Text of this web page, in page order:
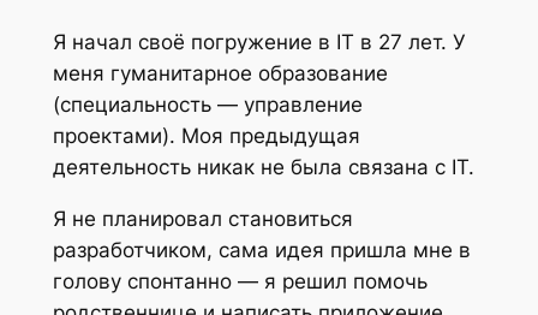
Я начал своё погружение в IT в 27 лет. У
меня гуманитарное образование
(специальность — управление
проектами). Моя предыдущая
деятельность никак не была связана с IT.
Я не планировал становиться
разработчиком, сама идея пришла мне в
голову спонтанно — я решил помочь